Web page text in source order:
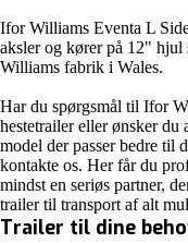
Ifor Williams Eventa L
aksler og kører på 12" hjul
Williams fabrik i Wales.
Har du spørgsmål til Ifor
hestetrailer eller ønsker du
model der passer bedre til
kontakte os. Her får du
mindst en seriøs partner,
trailer til transport af alt
Trailer til dine